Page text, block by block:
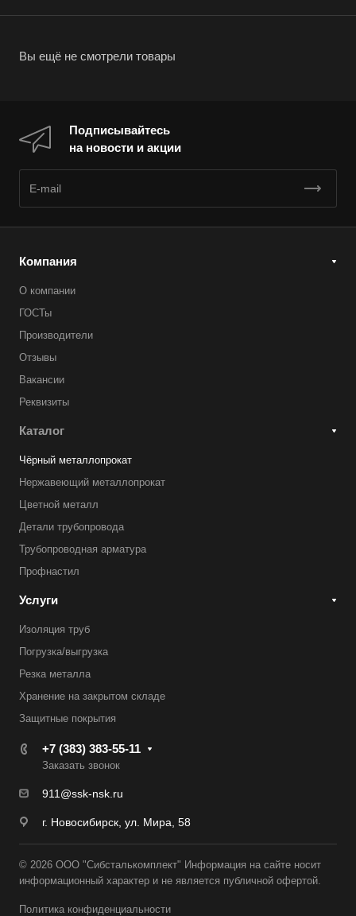
Вы ещё не смотрели товары
Подписывайтесь
на новости и акции
Компания
О компании
ГОСТы
Производители
Отзывы
Вакансии
Реквизиты
Каталог
Чёрный металлопрокат
Нержавеющий металлопрокат
Цветной металл
Детали трубопровода
Трубопроводная арматура
Профнастил
Услуги
Изоляция труб
Погрузка/выгрузка
Резка металла
Хранение на закрытом складе
Защитные покрытия
+7 (383) 383-55-11
Заказать звонок
911@ssk-nsk.ru
г. Новосибирск, ул. Мира, 58
© 2026 ООО "Сибсталькомплект" Информация на сайте носит
информационный характер и не является публичной офертой.
Политика конфиденциальности